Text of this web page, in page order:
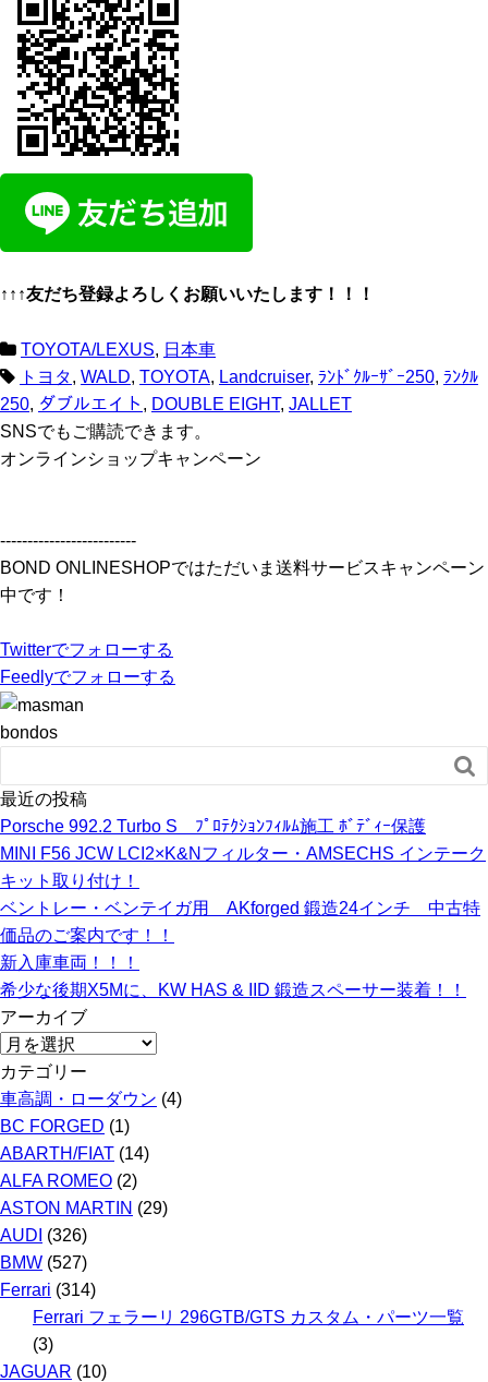
↑↑↑友だち登録よろしくお願いいたします！！！
TOYOTA/LEXUS, 日本車
トヨタ, WALD, TOYOTA, Landcruiser, ﾗﾝﾄﾞｸﾙｰｻﾞｰ250, ﾗﾝｸﾙ
250, ダブルエイト , DOUBLE EIGHT, JALLET
SNSでもご購読できます。
オンラインショップキャンペーン
-------------------------
BOND ONLINESHOPではただいま送料サービスキャンペーン
中です！
Twitterでフォローする
Feedlyでフォローする
bondos

最近の投稿
Porsche 992.2 Turbo S ﾌﾟﾛﾃｸｼｮﾝﾌｨﾙﾑ施工 ﾎﾞﾃﾞｨｰ保護
MINI F56 JCW LCI2×K&Nフィルター・AMSECHS インテーク
キット取り付け！
ベントレー・ベンテイガ用 AKforged 鍛造24インチ 中古特
価品のご案内です！！
新入庫車両！！！
希少な後期X5Mに、KW HAS & IID 鍛造スペーサー装着！！
アーカイブ
ア
ー
カ
イ
ブ
カテゴリー
車高調・ローダウン (4)
BC FORGED (1)
ABARTH/FIAT (14)
ALFA ROMEO (2)
ASTON MARTIN (29)
AUDI (326)
BMW (527)
Ferrari (314)
Ferrari フェラーリ 296GTB/GTS カスタム・パーツ一覧
(3)
JAGUAR (10)